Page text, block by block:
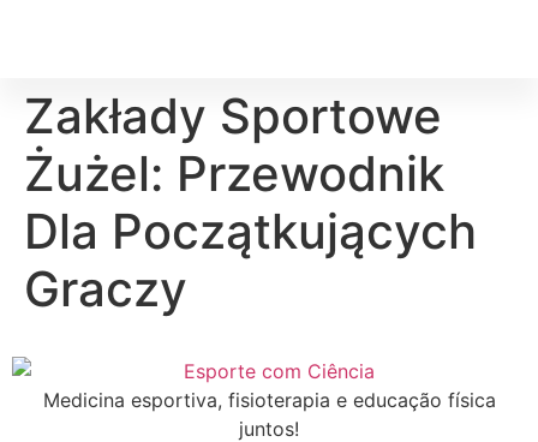
Zakłady Sportowe
Żużel: Przewodnik
Dla Początkujących
Graczy
Medicina esportiva, fisioterapia e educação física
juntos!